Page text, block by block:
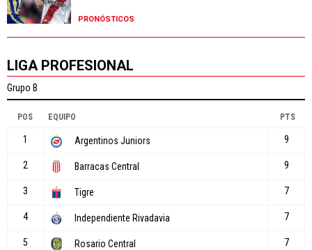
PRONÓSTICOS
LIGA PROFESIONAL